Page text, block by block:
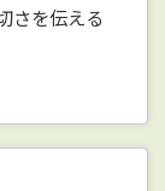
さを伝える